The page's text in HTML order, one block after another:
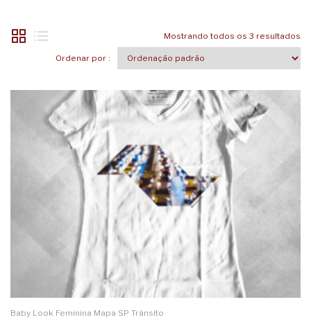
Mostrando todos os 3 resultados
Ordenar por :
Baby Look Feminina Mapa SP Trânsito